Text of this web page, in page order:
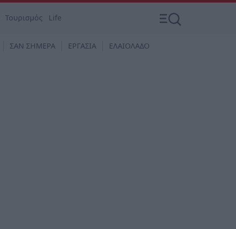
Τουρισμός Life
ΣΑΝ ΣΗΜΕΡΑ ΕΡΓΑΣΙΑ ΕΛΑΙΟΛΑΔΟ